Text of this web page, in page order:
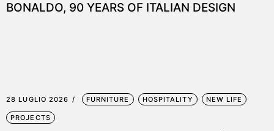
BONALDO, 90 YEARS OF ITALIAN DESIGN
28 LUGLIO 2026 FURNITURE HOSPITALITY NEW LIFE
PROJECTS